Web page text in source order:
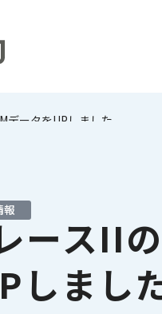
ータをUPしました。
報
ースII
しました